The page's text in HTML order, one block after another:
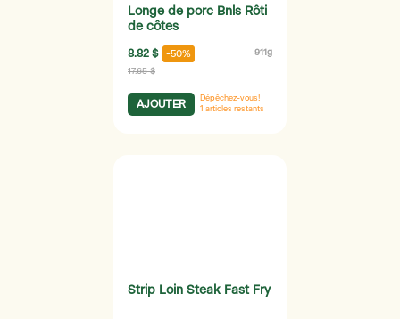
Longe de porc Bnls Rôti
de côtes
8.82 $ -50% 911g
17.65 $
AJOUTER
Dépêchez-vous!
1 articles restants
Strip Loin Steak Fast Fry